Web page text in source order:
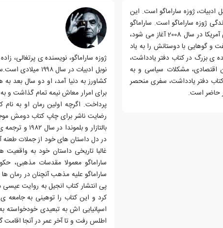
ادبیات، ژوزه ساراماگو است. این
ژوزه ساراماگو است. ساراماگو
در این کتاب که داستانش، اندکی قبل از انتخابات ریاست جمهوری آمریکا در سال 2008 آغاز می شود،
و گوهایی با دوستانش را به یاد
ی بزرگ در کتاب دفتر یادداشت،
اقتصادی، مشکلات سیاسی و به
دفتر یادداشت، سفری منحصر
حاضر است.
نوبل ادبیات در
کشاورز به دنیا آمد، او دو سال بعد
برای امرار معاش نیمه تمام گذاشت و
رضایت ناشر برای چاپ کتاب دومش
در دل داستان های خود از جملات طعنه
غالبا تاریخی داستان خود به
ساراماگو معمولا مقدسات مذهبی،
پی انتشار کتاب انجیل به روایت
کرد و این کتاب را توهینی به جامعه
اسپانیایی اش به تبعیدی خودخواسته
اطلس رفت و تا آخر عمر در آنجا اقامت